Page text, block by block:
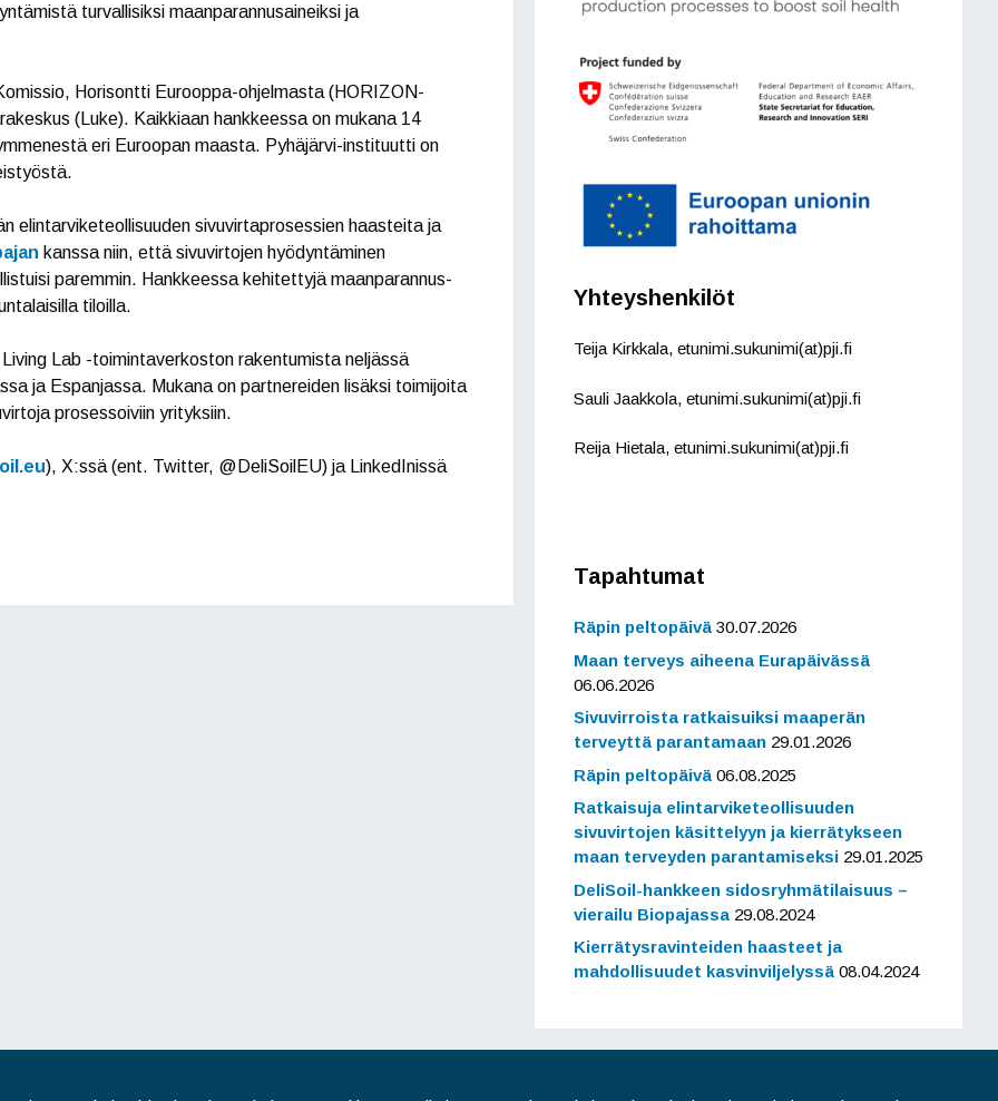
turvallisiksi maanparannusaineiksi ja
Horisontti Eurooppa-ohjelmasta (HORIZON-
(Luke). Kaikkiaan hankkeessa on mukana 14
eri Euroopan maasta. Pyhäjärvi-instituutti on
elintarviketeollisuuden sivuvirtaprosessien haasteita ja
kanssa niin, että sivuvirtojen hyödyntäminen
paremmin. Hankkeessa kehitettyjä maanparannus-
tiloilla.
Lab -toimintaverkoston rakentumista neljässä
ja Espanjassa. Mukana on partnereiden lisäksi toimijoita
prosessoiviin yrityksiin.
), X:ssä (ent. Twitter, @DeliSoilEU) ja LinkedInissä
Yhteyshenkilöt
Teija Kirkkala, etunimi.sukunimi(at)pji.fi
Sauli Jaakkola, etunimi.sukunimi(at)pji.fi
Reija Hietala, etunimi.sukunimi(at)pji.fi
Tapahtumat
Räpin peltopäivä 30.07.2026
Maan terveys aiheena Eurapäivässä
06.06.2026
Sivuvirroista ratkaisuiksi maaperän
terveyttä parantamaan 29.01.2026
Räpin peltopäivä 06.08.2025
Ratkaisuja elintarviketeollisuuden
sivuvirtojen käsittelyyn ja kierrätykseen
maan terveyden parantamiseksi 29.01.2025
DeliSoil-hankkeen sidosryhmätilaisuus –
vierailu Biopajassa 29.08.2024
Kierrätysravinteiden haasteet ja
mahdollisuudet kasvinviljelyssä 08.04.2024